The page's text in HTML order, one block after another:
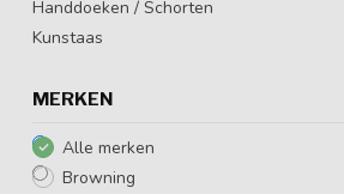
Handdoeken / Schorten
Kunstaas
MERKEN
Alle merken
Browning